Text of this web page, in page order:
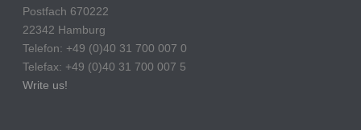
Postfach 670222
22342 Hamburg
Telefon: +49 (0)40 31 700 007 0
Telefax: +49 (0)40 31 700 007 5
Write us!